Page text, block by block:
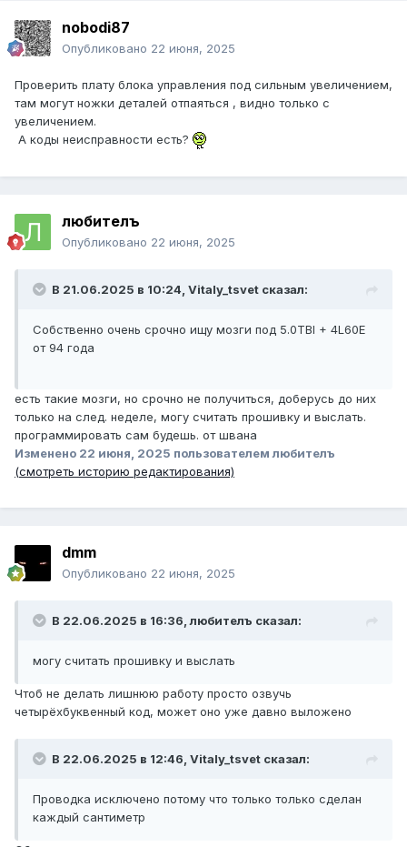
nobodi87
Опубликовано 22 июня, 2025
Проверить плату блока управления под сильным увеличением,
там могут ножки деталей отпаяться , видно только с
увеличением.
А коды неисправности есть?
любителъ
Опубликовано 22 июня, 2025
В 21.06.2025 в 10:24, Vitaly_tsvet сказал:
Собственно очень срочно ищу мозги под 5.0TBI + 4L60E
от 94 года
есть такие мозги, но срочно не получиться, доберусь до них
только на след. неделе, могу считать прошивку и выслать.
программировать сам будешь. от швана
Изменено 22 июня, 2025 пользователем любителъ
(смотреть историю редактирования)
dmm
Опубликовано 22 июня, 2025
В 22.06.2025 в 16:36,любителъ сказал:
могу считать прошивку и выслать
Чтоб не делать лишнюю работу просто озвучь
четырёхбуквенный код, может оно уже давно выложено
В 22.06.2025 в 12:46, Vitaly_tsvet сказал:
Проводка исключено потому что только только сделан
каждый сантиметр